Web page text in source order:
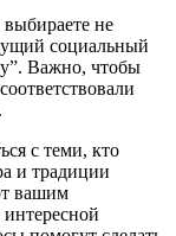
не
социальный
Важно, чтобы
с теми, кто
и традиции
вашим